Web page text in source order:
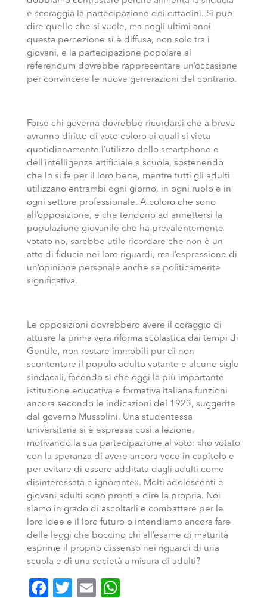
e scoraggia la partecipazione dei cittadini. Si può
dire quello che si vuole, ma negli ultimi anni
questa percezione si è diffusa, non solo tra i
giovani, e la partecipazione popolare al
referendum dovrebbe rappresentare un’occasione
per convincere le nuove generazioni del contrario.
Forse chi governa dovrebbe ricordarsi che a breve
avranno diritto di voto coloro ai quali si vieta
quotidianamente l’utilizzo dello smartphone e
dell’intelligenza artificiale a scuola, sostenendo
che lo si fa per il loro bene, mentre tutti gli adulti
utilizzano entrambi ogni giorno, in ogni ruolo e in
ogni settore professionale. A coloro che sono
all’opposizione, e che tendono ad annettersi la
popolazione giovanile che ha prevalentemente
votato no, sarebbe utile ricordare che non è un
atto di fiducia nei loro riguardi, ma l’espressione di
un’opinione personale anche se politicamente
significativa.
Le opposizioni dovrebbero avere il coraggio di
attuare la prima vera riforma scolastica dai tempi di
Gentile, non restare immobili pur di non
scontentare il popolo adulto votante e alcune sigle
sindacali, facendo sì che oggi la più importante
istituzione educativa e formativa italiana funzioni
ancora secondo le indicazioni del 1923, suggerite
dal governo Mussolini. Una studentessa
universitaria si è espressa così a lezione,
motivando la sua partecipazione al voto: «ho votato
con la speranza di avere ancora voce in capitolo e
per evitare di essere additata dagli adulti come
disinteressata e ignorante». Molti adolescenti e
giovani adulti sono pronti a dire la propria. Noi
siamo in grado di ascoltarli e combattere per le
loro idee e il loro futuro o intendiamo ancora fare
delle leggi che boccino chi all’esame di maturità
esprime il proprio dissenso nei riguardi di una
scuola e di una società a misura di adulti?
Facebook
Twitter
Email